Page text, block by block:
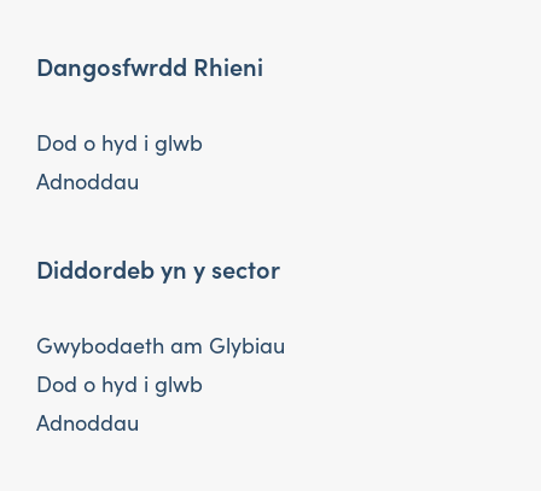
Dangosfwrdd Rhieni
Dod o hyd i glwb
Adnoddau
Diddordeb yn y sector
Gwybodaeth am Glybiau
Dod o hyd i glwb
Adnoddau